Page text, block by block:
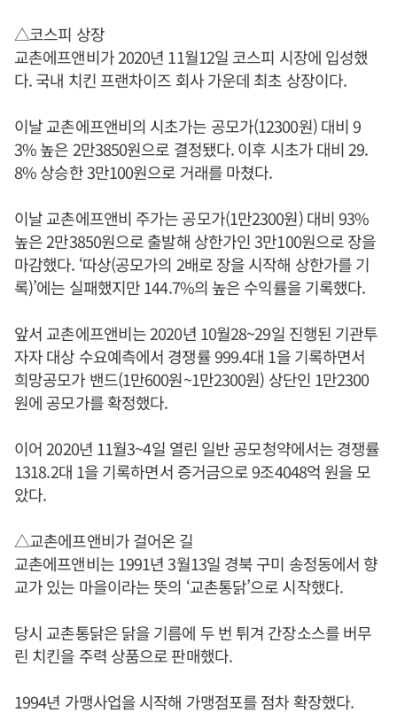
△코스피 상장
교촌에프앤비가 2020년 11월12일 코스피 시장에 입성했
다. 국내 치킨 프랜차이즈 회사 가운데 최초 상장이다.
이날 교촌에프앤비의 시초가는 공모가(12300원) 대비 9
3% 높은 2만3850원으로 결정됐다. 이후 시초가 대비 29.
8% 상승한 3만100원으로 거래를 마쳤다.
이날 교촌에프앤비 주가는 공모가(1만2300원) 대비 93%
높은 2만3850원으로 출발해 상한가인 3만100원으로 장을
마감했다. ‘따상(공모가의 2배로 장을 시작해 상한가를 기
록)’에는 실패했지만 144.7%의 높은 수익률을 기록했다.
앞서 교촌에프앤비는 2020년 10월28~29일 진행된 기관투
자자 대상 수요예측에서 경쟁률 999.4대 1을 기록하면서
희망공모가 밴드(1만600원~1만2300원) 상단인 1만2300
원에 공모가를 확정했다.
이어 2020년 11월3~4일 열린 일반 공모청약에서는 경쟁률
1318.2대 1을 기록하면서 증거금으로 9조4048억 원을 모
았다.
△교촌에프앤비가 걸어온 길
교촌에프앤비는 1991년 3월13일 경북 구미 송정동에서 향
교가 있는 마을이라는 뜻의 ‘교촌통닭’으로 시작했다.
당시 교촌통닭은 닭을 기름에 두 번 튀겨 간장소스를 버무
린 치킨을 주력 상품으로 판매했다.
1994년 가맹사업을 시작해 가맹점포를 점차 확장했다.